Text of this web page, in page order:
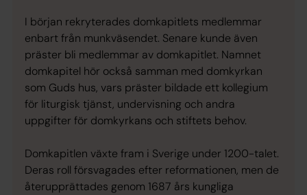
I början rekryterades domkapitlets medlemmar
enbart från munkväsendet. Senare kunde även
präster bli medlemmar av domkapitlet. Namnet
domkapitel hör också samman med domkyrkan
som Guds hus, vars präster bildade ett kollegium
för liturgisk tjänst, undervisning och andra
uppgifter för domkyrkans och stiftets behov.
Domkapitlen växte fram i Sverige under 1200-talet.
Deras roll försvagades efter reformationen, men de
återupprättades genom 1687 års kungliga